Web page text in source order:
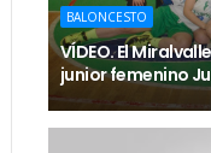
BALONCESTO
VÍDEO. El
junior femenino